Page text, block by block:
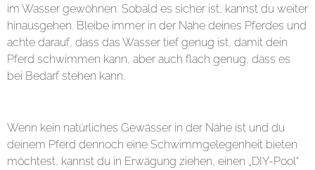
im Wasser gewöhnen. Sobald es sicher ist, kannst du weiter
hinausgehen. Bleibe immer in der Nähe deines Pferdes und
achte darauf, dass das Wasser tief genug ist, damit dein
Pferd schwimmen kann, aber auch flach genug, dass es
bei Bedarf stehen kann.
Wenn kein natürliches Gewässer in der Nähe ist und du
deinem Pferd dennoch eine Schwimmgelegenheit bieten
möchtest, kannst du in Erwägung ziehen, einen „DIY-Pool“